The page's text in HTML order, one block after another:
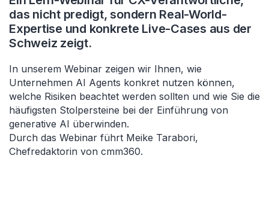
das nicht predigt, sondern Real-World-
Expertise und konkrete Live-Cases aus der
Schweiz zeigt.
In unserem Webinar zeigen wir Ihnen, wie
Unternehmen AI Agents konkret nutzen können,
welche Risiken beachtet werden sollten und wie Sie die
häufigsten Stolpersteine bei der Einführung von
generative AI überwinden.
Durch das Webinar führt Meike Tarabori,
Chefredaktorin von cmm360.